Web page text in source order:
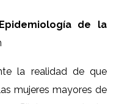
de la
la realidad de que
mujeres mayores de